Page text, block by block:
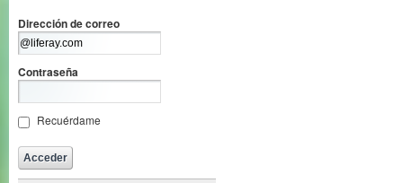
Dirección de correo
Contraseña
Recuérdame